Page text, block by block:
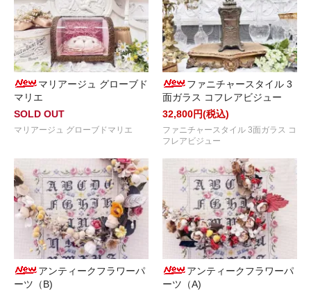
マリアージュ グローブド
マリエ
SOLD OUT
マリアージュ グローブドマリエ
ファニチャースタイル 3
面ガラス コフレアビジュー
32,800円(税込)
ファニチャースタイル 3面ガラス コ
フレアビジュー
アンティークフラワーパ
ーツ（B)
アンティークフラワーパ
ーツ（A)